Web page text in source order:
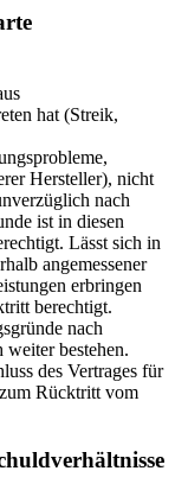
hat (Streik,
Hersteller), nicht
nach
ist in diesen
Lässt sich in
angemessener
erbringen
berechtigt.
nach
bestehen.
des Vertrages für
Rücktritt vom